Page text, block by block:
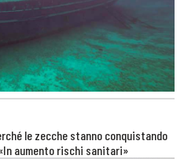
le zecche stanno conquistando
aumento rischi sanitari»